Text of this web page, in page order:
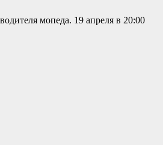
мопеда. 19 апреля в 20:00